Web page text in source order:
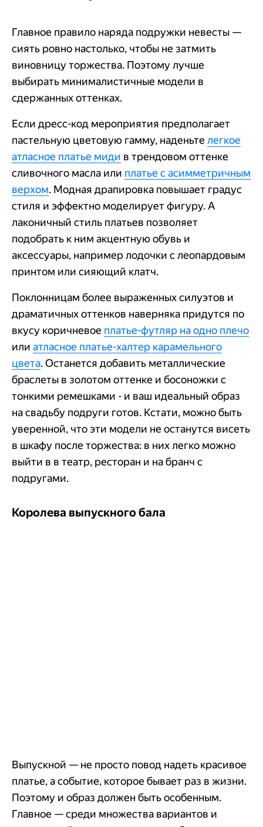
Главное правило наряда подружки невесты —
сиять ровно настолько, чтобы не затмить
виновницу торжества. Поэтому лучше
выбирать минималистичные модели в
сдержанных оттенках.
Если дресс-код мероприятия предполагает
пастельную цветовую гамму, наденьте легкое
атласное платье миди в трендовом оттенке
сливочного масла или платье с асимметричным
верхом. Модная драпировка повышает градус
стиля и эффектно моделирует фигуру. А
лаконичный стиль платьев позволяет
подобрать к ним акцентную обувь и
аксессуары, например лодочки с леопардовым
принтом или сияющий клатч.
Поклонницам более выраженных силуэтов и
драматичных оттенков наверняка придутся по
вкусу коричневое платье-футляр на одно плечо
или атласное платье-халтер карамельного
цвета. Останется добавить металлические
браслеты в золотом оттенке и босоножки с
тонкими ремешками - и ваш идеальный образ
на свадьбу подруги готов. Кстати, можно быть
уверенной, что эти модели не останутся висеть
в шкафу после торжества: в них легко можно
выйти в в театр, ресторан и на бранч с
подругами.
Королева выпускного бала
Выпускной — не просто повод надеть красивое
платье, а событие, которое бывает раз в жизни.
Поэтому и образ должен быть особенным.
Главное — среди множества вариантов и